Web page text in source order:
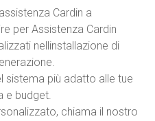
Cardin a
per Assistenza Cardin
nellinstallazione di
sistema più adatto alle tue
e budget.
chiama il nostro